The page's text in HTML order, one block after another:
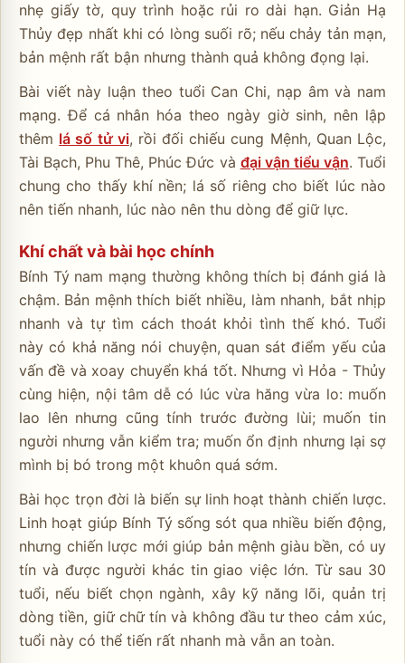
nhẹ giấy tờ, quy trình hoặc rủi ro dài hạn. Giản Hạ
Thủy đẹp nhất khi có lòng suối rõ; nếu chảy tản mạn,
bản mệnh rất bận nhưng thành quả không đọng lại.
Bài viết này luận theo tuổi Can Chi, nạp âm và nam
mạng. Để cá nhân hóa theo ngày giờ sinh, nên lập
thêm lá số tử vi, rồi đối chiếu cung Mệnh, Quan Lộc,
Tài Bạch, Phu Thê, Phúc Đức và đại vận tiểu vận. Tuổi
chung cho thấy khí nền; lá số riêng cho biết lúc nào
nên tiến nhanh, lúc nào nên thu dòng để giữ lực.
Khí chất và bài học chính
Bính Tý nam mạng thường không thích bị đánh giá là
chậm. Bản mệnh thích biết nhiều, làm nhanh, bắt nhịp
nhanh và tự tìm cách thoát khỏi tình thế khó. Tuổi
này có khả năng nói chuyện, quan sát điểm yếu của
vấn đề và xoay chuyển khá tốt. Nhưng vì Hỏa - Thủy
cùng hiện, nội tâm dễ có lúc vừa hăng vừa lo: muốn
lao lên nhưng cũng tính trước đường lùi; muốn tin
người nhưng vẫn kiểm tra; muốn ổn định nhưng lại sợ
mình bị bó trong một khuôn quá sớm.
Bài học trọn đời là biến sự linh hoạt thành chiến lược.
Linh hoạt giúp Bính Tý sống sót qua nhiều biến động,
nhưng chiến lược mới giúp bản mệnh giàu bền, có uy
tín và được người khác tin giao việc lớn. Từ sau 30
tuổi, nếu biết chọn ngành, xây kỹ năng lõi, quản trị
dòng tiền, giữ chữ tín và không đầu tư theo cảm xúc,
tuổi này có thể tiến rất nhanh mà vẫn an toàn.